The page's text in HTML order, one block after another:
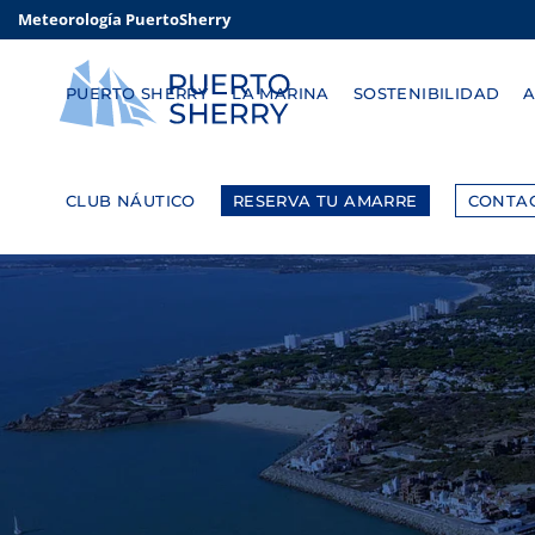
Meteorología PuertoSherry
PUERTO SHERRY LA MARINA SOSTENIBILIDAD
CLUB NÁUTICO RESERVA TU AMARRE